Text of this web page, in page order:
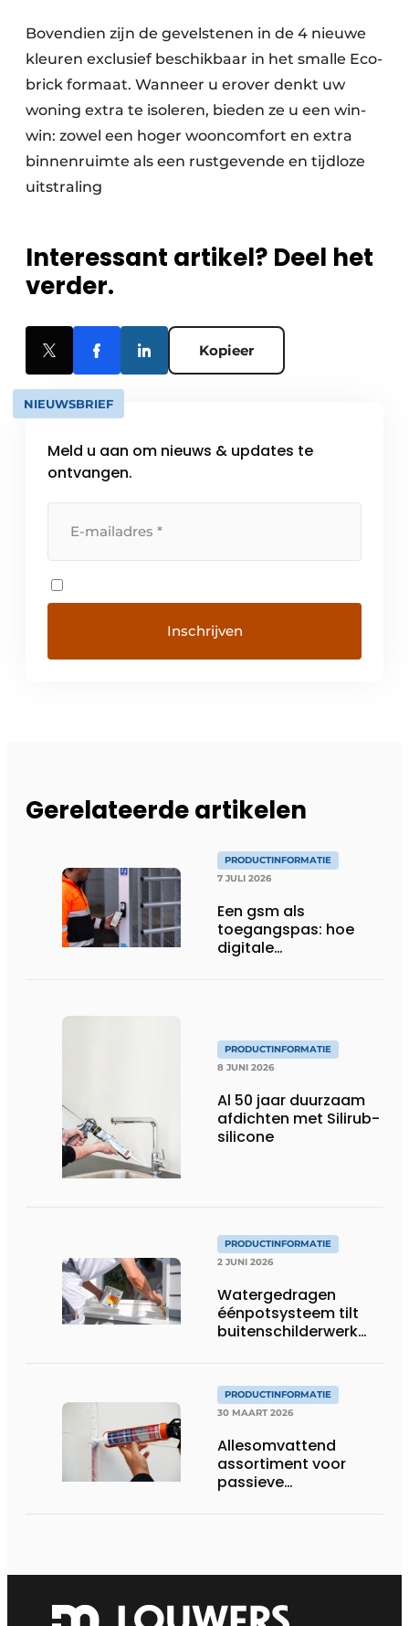
Bovendien zijn de gevelstenen in de 4 nieuwe
kleuren exclusief beschikbaar in het smalle Eco-
brick formaat. Wanneer u erover denkt uw
woning extra te isoleren, bieden ze u een win-
win: zowel een hoger wooncomfort en extra
binnenruimte als een rustgevende en tijdloze
uitstraling
Interessant artikel? Deel het
verder.
Kopieer
NIEUWSBRIEF
Meld u aan om nieuws & updates te
ontvangen.
Gerelateerde artikelen
PRODUCTINFORMATIE
7 JULI 2026
Een gsm als
toegangspas: hoe
digitale
PRODUCTINFORMATIE
8 JUNI 2026
Al 50 jaar duurzaam
afdichten met Silirub-
silicone
PRODUCTINFORMATIE
2 JUNI 2026
Watergedragen
éénpotsysteem tilt
buitenschilderwerk
PRODUCTINFORMATIE
30 MAART 2026
Allesomvattend
assortiment voor
passieve